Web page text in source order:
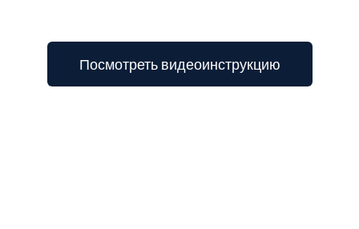
Посмотреть видеоинструкцию